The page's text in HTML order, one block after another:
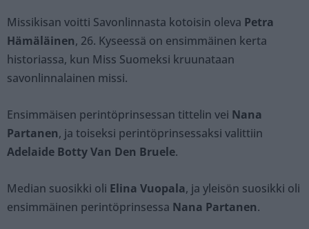
Missikisan voitti Savonlinnasta kotoisin oleva Petra
Hämäläinen, 26. Kyseessä on ensimmäinen kerta
historiassa, kun Miss Suomeksi kruunataan
savonlinnalainen missi.
Ensimmäisen perintöprinsessan tittelin vei Nana
Partanen, ja toiseksi perintöprinsessaksi valittiin
Adelaide Botty Van Den Bruele.
Median suosikki oli Elina Vuopala, ja yleisön suosikki oli
ensimmäinen perintöprinsessa Nana Partanen.